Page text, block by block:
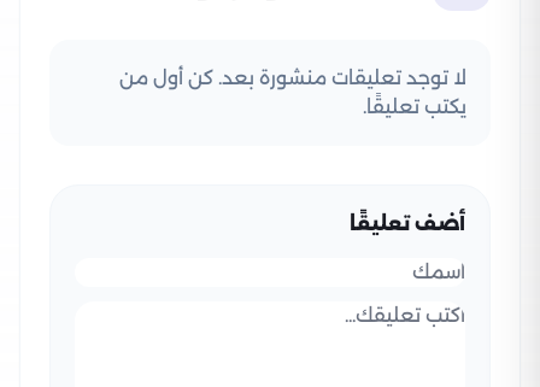
لا توجد تعليقات منشورة بعد. كن أول من
يكتب تعليقًا.
أضف تعليقًا